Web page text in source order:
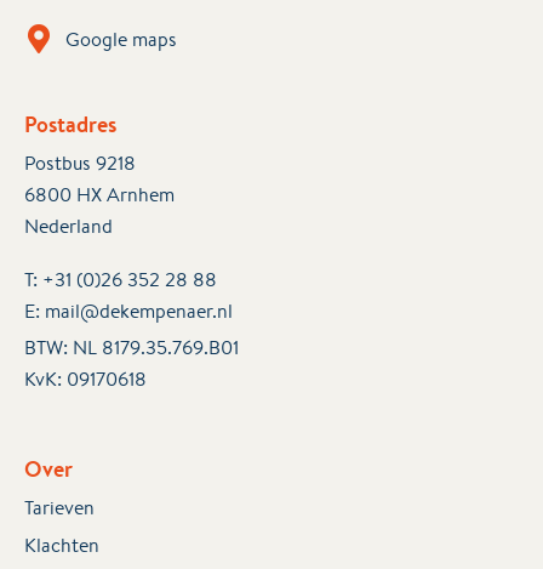
Google maps
Postadres
Postbus 9218
6800 HX Arnhem
Nederland
T: +31 (0)26 352 28 88
E: mail@dekempenaer.nl
BTW: NL 8179.35.769.B01
KvK: 09170618
Over
Tarieven
Klachten